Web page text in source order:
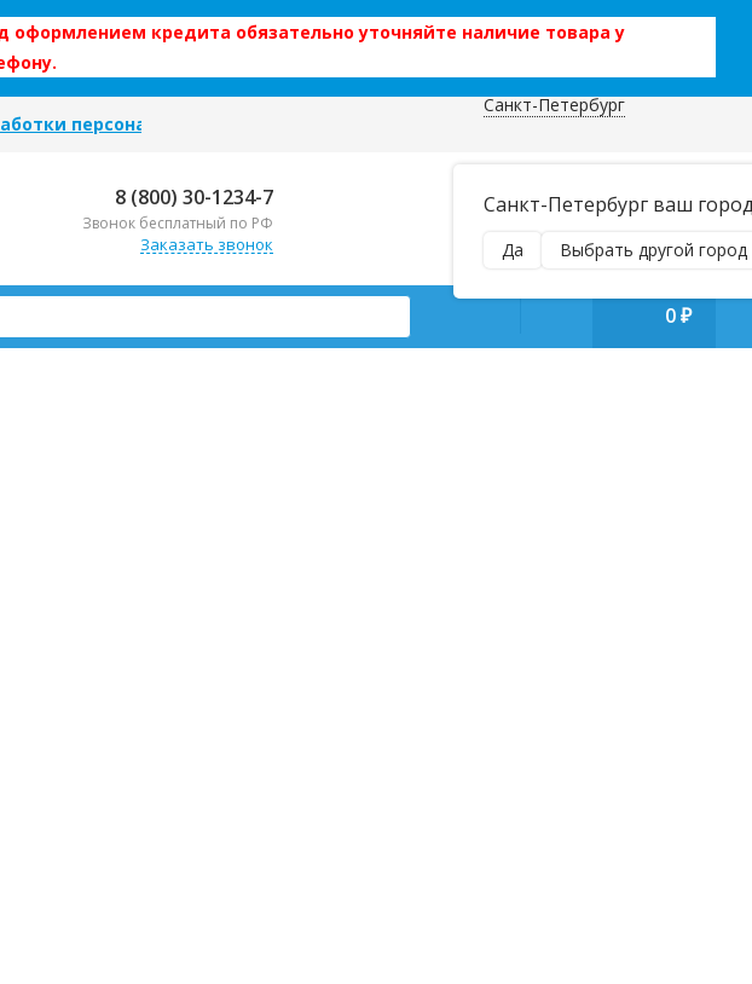
кредита обязательно уточняйте наличие товара у
персональных данных
Санкт-Петербург
Санкт-Петербург ваш
Да Выбрать другой город
8 (800) 30-1234-7
Звонок бесплатный по РФ
Заказать звонок
наложенным платежом!
manager@regiontehsnab.ru
0 ₽